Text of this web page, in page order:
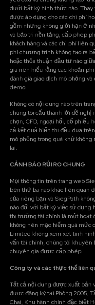
dưới bất kỳ hình thức nào.
được áp dụng cho các chi phí
gồm nhưng không giới hạn ở
và bảo trì nền tảng, cấp phép
khách hàng và các chi phí liên
phí chương trình không tạo ra
hoặc thỏa thuận đầu tư nào
gia nên hiểu rằng các khoản
đánh giá giao dịch mô phỏng
demo.
Không có nội dung nào trên
chúng tôi cấu thành lời đề nghị
chọn, CFD, ngoại hối, cổ phiếu
cả kết quả hiển thị đều dựa
mô phỏng trong quá khứ
lai.
CẢNH BÁO RỦI RO CHUNG
Mọi thông tin trên trang web
bên thứ ba nào khác liên quan
của riêng bạn và SiegPath
nào đối với bất kỳ việc sử dụng
thị trường tài chính là một hoạt
không nên mạo hiểm quá mức
Limited không xem xét tình
vấn tài chính, chúng tôi khuyên
chuyên gia được cấp phép.
Công ty và các thực thể liên
Tất cả nội dung được xuất bản
được đăng ký tại Phòng 2005,
Chai, Khu hành chính đặc biệt